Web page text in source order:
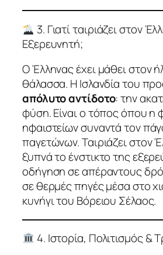
3. Γιατί ταιριάζει στον
Εξερευνητή;
Ο Έλληνας έχει μάθει στον
θάλασσα. Η Ισλανδία του
απόλυτο αντίδοτο: την
φύση. Είναι ο τόπος όπου η
ηφαιστείων συναντά τον
παγετώνων. Ταιριάζει στον
ξυπνά το ένστικτο της
οδήγηση σε απέραντους
σε θερμές πηγές μέσα στο
κυνήγι του Βόρειου Σέλαος.
4. Ιστορία, Πολιτισμός